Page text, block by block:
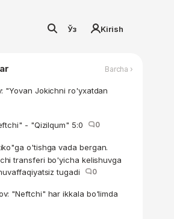
Ўз Kirish
Barcha ›
"Yovan Jokichni ro'yxatdan
- "Qizilqum" 5:0 0
o'tishga vada bergan.
transferi bo'yicha kelishuvga
tugadi
0
"Neftchi" har ikkala bo'limda